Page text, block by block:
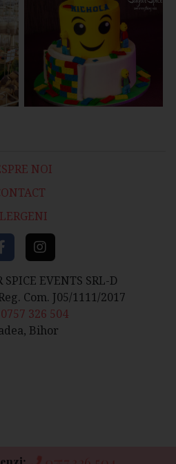
NOI
EVENTS SRL-D
Com. J05/1111/2017
326 504
Bihor